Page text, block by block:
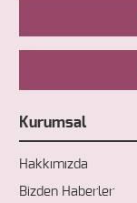
Kurumsal
Hakkımızda
Bizden Haberler